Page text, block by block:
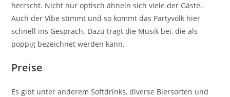
herrscht. Nicht nur optisch ähneln sich viele der Gäste.
Auch der Vibe stimmt und so kommt das Partyvolk hier
schnell ins Gespräch. Dazu trägt die Musik bei, die als
poppig bezeichnet werden kann.
Preise
Es gibt unter anderem Softdrinks, diverse Biersorten und